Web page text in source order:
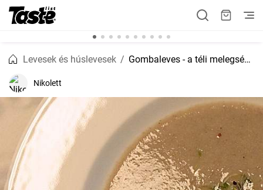
Levesek és húslevesek Gombaleves - a téli melegség forró csészében
Nikolett